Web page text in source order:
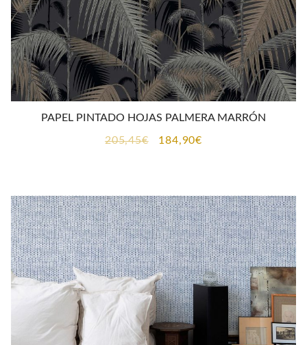
PAPEL PINTADO HOJAS PALMERA MARRÓN
205,45€
El
era:
205,45€.
184,90€El
es:
184,90€.